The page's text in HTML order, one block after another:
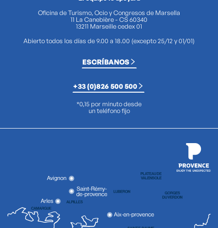
Oficina de Turismo, Ocio y Congresos de Marsella
11 La Canebière - CS 60340
13211 Marseille cedex 01
Abierto todos los días de 9.00 a 18.00 (excepto 25/12 y 01/01)
ESCRÍBANOS
+33 (0)826 500 500
*0,15 por minuto desde
un teléfono fijo